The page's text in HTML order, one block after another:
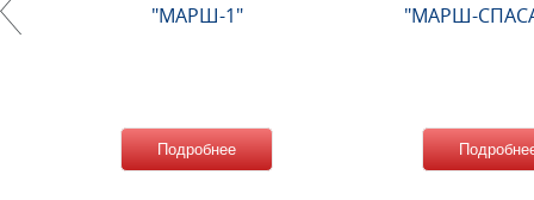
"МАРШ-1"
Подробнее
"МАРШ-